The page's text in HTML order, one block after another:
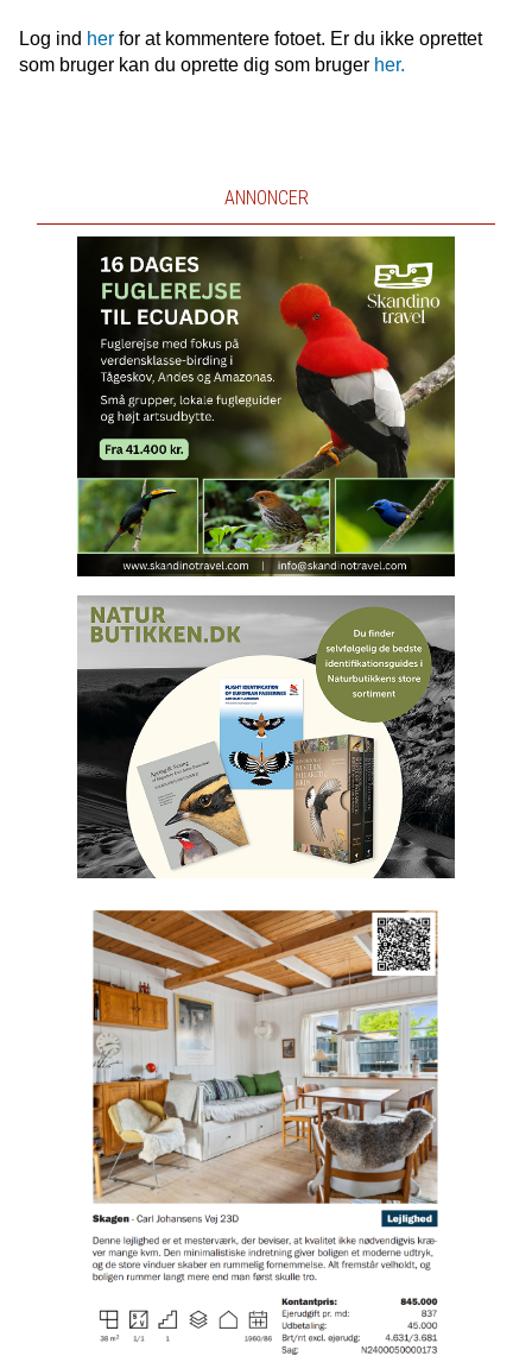
Log ind herfor at kommentere fotoet. Er du ikke oprettet
som bruger kan du oprette dig som bruger her.
ANNONCER